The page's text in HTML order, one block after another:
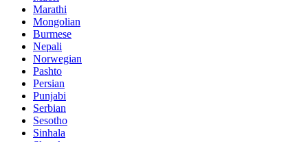
Marathi
Mongolian
Burmese
Nepali
Norwegian
Pashto
Persian
Punjabi
Serbian
Sesotho
Sinhala